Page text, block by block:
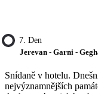
7. Den
Jerevan - Garni -
Snídaně v hotelu.
nejvýznamnějších